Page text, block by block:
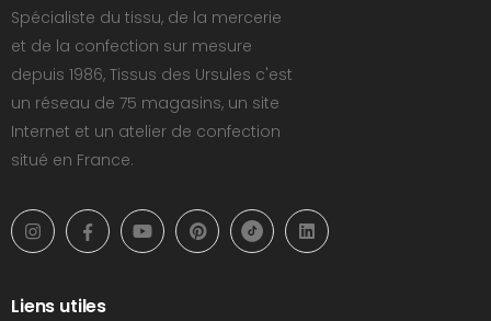
Spécialiste du tissu, de la mercerie
et de la confection sur mesure
depuis 1986, Tissus des Ursules c'est
un réseau de 75 magasins, un site
Internet et un atelier de confection
situé en France.
Liens utiles